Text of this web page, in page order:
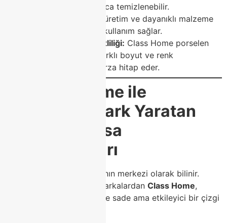
nemli bir bezle kolayca temizlenebilir.
Kaliteli üretim ve dayanıklı malzeme
birleşimi, uzun yıllar kullanım sağlar.
Renk ve Model Çeşitliliği: Class Home porselen
masa koleksiyonu, farklı boyut ve renk
seçenekleriyle her tarza hitap eder.
Class Home ile
Modoko’da Fark Yaratan
Porselen Masa
Koleksiyonları
Modoko, mobilya dünyasının merkezi olarak bilinir.
Bu merkezde öne çıkan markalardan Class Home,
porselen masa modelleriyle sade ama etkileyici bir çizgi